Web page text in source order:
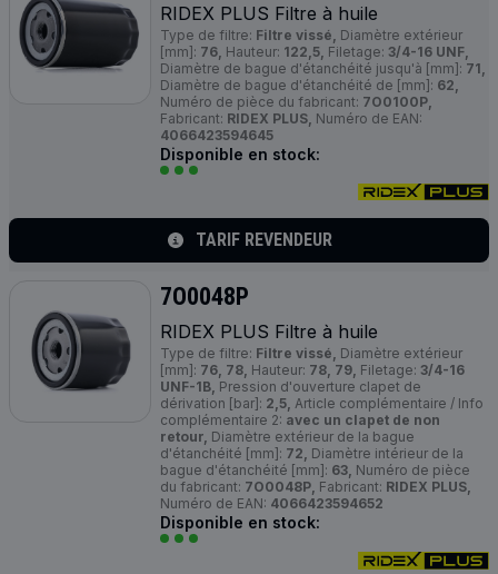
RIDEX PLUS Filtre à huile
Type de filtre: Filtre vissé, Diamètre extérieur
[mm]: 76, Hauteur: 122,5, Filetage: 3/4-16 UNF,
Diamètre de bague d'étanchéité jusqu'à [mm]: 71,
Diamètre de bague d'étanchéité de [mm]: 62,
Numéro de pièce du fabricant: 7O0100P,
Fabricant: RIDEX PLUS, Numéro de EAN:
4066423594645
Disponible en stock:
TARIF REVENDEUR
7O0048P
RIDEX PLUS Filtre à huile
Type de filtre: Filtre vissé, Diamètre extérieur
[mm]: 76, 78, Hauteur: 78, 79, Filetage: 3/4-16
UNF-1B, Pression d'ouverture clapet de
dérivation [bar]: 2,5, Article complémentaire / Info
complémentaire 2: avec un clapet de non
retour, Diamètre extérieur de la bague
d'étanchéité [mm]: 72, Diamètre intérieur de la
bague d'étanchéité [mm]: 63, Numéro de pièce
du fabricant: 7O0048P, Fabricant: RIDEX PLUS,
Numéro de EAN: 4066423594652
Disponible en stock: